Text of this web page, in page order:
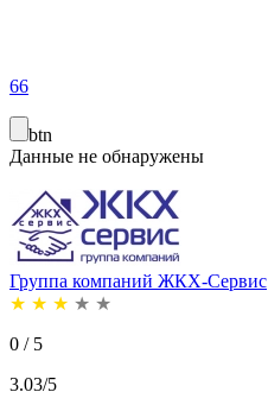
66
btn
Данные не обнаружены
Группа компаний ЖКХ-Сервис
★ ★ ★ ★ ★
0 / 5
3.03/5